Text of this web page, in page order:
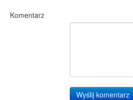
Komentarz
Wyślij komentarz